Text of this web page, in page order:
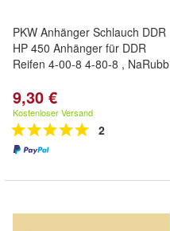
PKW Anhänger Schlauch DDR
HP 450 Anhänger für DDR
Reifen 4-00-8 4-80-8 , NaRubb
9,30 €
Kostenloser Versand
2